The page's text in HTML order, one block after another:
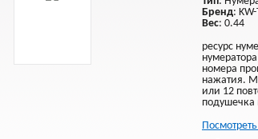
Бренд:
Вес: 0.44
ресурс
номера
нажатия.
или 12
подушечка